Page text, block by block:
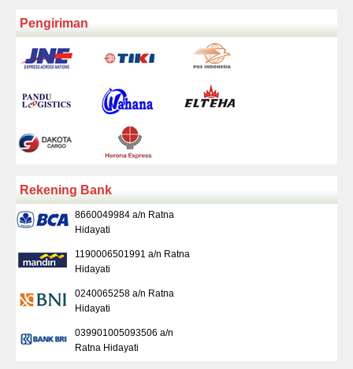
Pengiriman
Rekening Bank
8660049984 a/n Ratna
Hidayati
1190006501991 a/n Ratna
Hidayati
0240065258 a/n Ratna
Hidayati
039901005093506 a/n
Ratna Hidayati